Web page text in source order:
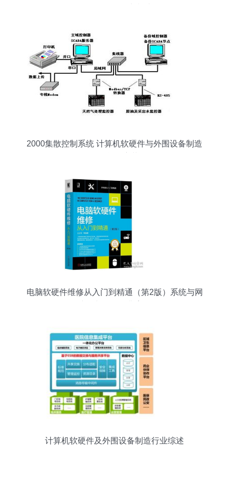
2000集散控制系统 计算机软硬件与外围设备制造
电脑软硬件维修从入门到精通（第2版）系统与网
计算机软硬件及外围设备制造行业综述